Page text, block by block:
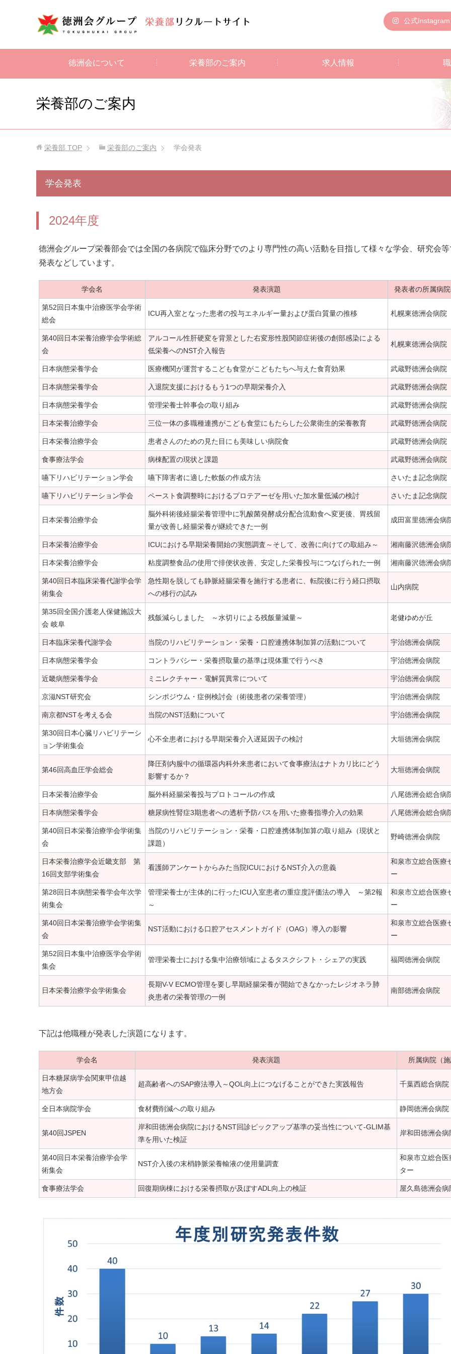
徳洲会について 栄養部のご案内 求人情報
公式Instagram
栄養部のご案内
栄養部 TOP 栄養部のご案内 学会発表
学会発表
2024年度
徳洲会グループ栄養部会では全国の各病院で臨床分野でのより専門性の高い活動を目指して様々な学会、研究会等
発表などしています。
学会名 発表演題 発表者の所属病
第52回日本集中治療医学会学術
総会
ICU再入室となった患者の投与エネルギー量および蛋白質量の推移 札幌東徳洲会病院
第40回日本栄養治療学会学術総
会
アルコール性肝硬変を背景とした右変形性股関節症術後の創部感染による
低栄養へのNST介入報告
札幌東徳洲会病院
日本病態栄養学会 医療機関が運営するこども食堂がこどもたちへ与えた食育効果 武蔵野徳洲会病院
日本病態栄養学会 入退院支援におけるもう1つの早期栄養介入 武蔵野徳洲会病院
日本病態栄養学会 管理栄養士幹事会の取り組み 武蔵野徳洲会病院
日本栄養治療学会 三位一体の多職種連携がこども食堂にもたらした公衆衛生的栄養教育 武蔵野徳洲会病院
日本栄養治療学会 患者さんのための見た目にも美味しい病院食 武蔵野徳洲会病院
食事療法学会 病棟配置の現状と課題 武蔵野徳洲会病院
嚥下リハビリテーション学会 嚥下障害者に適した軟飯の作成方法 さいたま記念病院
嚥下リハビリテーション学会 ペースト食調整時におけるプロテアーゼを用いた加水量低減の検討 さいたま記念病院
日本栄養治療学会
脳外科術後経腸栄養管理中に乳酸菌発酵成分配合流動食へ変更後、胃残留
量が改善し経腸栄養が継続できた一例
成田富里徳洲会病
日本栄養治療学会 ICUにおける早期栄養開始の実態調査～そして、改善に向けての取組み～ 湘南藤沢徳洲会病
日本栄養治療学会 粘度調整食品の使用で排便状改善、安定した栄養投与につなげられた一例 湘南藤沢徳洲会病
第40回日本臨床栄養代謝学会学
術集会
急性期を脱しても静脈経腸栄養を施行する患者に、転院後に行う経口摂取
への移行の試み
山内病院
第35回全国介護老人保健施設大
会 岐阜
残飯減らしました ～水切りによる残飯量減量～ 老健ゆめが丘
日本臨床栄養代謝学会 当院のリハビリテーション・栄養・口腔連携体制加算の活動について 宇治徳洲会病院
日本病態栄養学会 コントラバシー・栄養摂取量の基準は現体重で行うべき 宇治徳洲会病院
近畿病態栄養学会 ミニレクチャー・電解質異常について 宇治徳洲会病院
京滋NST研究会 シンポジウム・症例検討会（術後患者の栄養管理） 宇治徳洲会病院
南京都NSTを考える会 当院のNST活動について 宇治徳洲会病院
第30回日本心臓リハビリテーシ
ョン学術集会
心不全患者における早期栄養介入遅延因子の検討 大垣徳洲会病院
第46回高血圧学会総会
降圧剤内服中の循環器内科外来患者において食事療法はナトカリ比にどう
影響するか？
大垣徳洲会病院
日本栄養治療学会 脳外科経腸栄養投与プロトコールの作成 八尾徳洲会総合病
日本病態栄養学会 糖尿病性腎症3期患者への透析予防パスを用いた療養指導介入の効果 八尾徳洲会総合病
第40回日本栄養治療学会学術集
会
当院のリハビリテーション・栄養・口腔連携体制加算の取り組み（現状と
課題）
野崎徳洲会病院
日本栄養治療学会近畿支部 第
16回支部学術集会
看護師アンケートからみた当院ICUにおけるNST介入の意義
和泉市立総合医療
ー
第28回日本病態栄養学会年次学
術集会
管理栄養士が主体的に行ったICU入室患者の重症度評価法の導入 ～第2報
～
和泉市立総合医療
ー
第40回日本栄養治療学会学術集
会
NST活動における口腔アセスメントガイド（OAG）導入の影響
和泉市立総合医療
ー
第52回日本集中治療医学会学術
集会
管理栄養士における集中治療領域によるタスクシフト・シェアの実践 福岡徳洲会病院
日本栄養治療学会学術集会
長期V-V ECMO管理を要し早期経腸栄養が開始できなかったレジオネラ肺
炎患者の栄養管理の一例
南部徳洲会病院
下記は他職種が発表した演題になります。
学会名 発表演題 所属病院（施
日本糖尿病学会関東甲信越
地方会
超高齢者へのSAP療法導入～QOL向上につなげることができた実践報告 千葉西総合病院
全日本病院学会 食材費削減への取り組み 静岡徳洲会病院
第40回JSPEN
岸和田徳洲会病院におけるNST回診ピックアップ基準の妥当性について-GLIM基
準を用いた検証
岸和田徳洲会病
第40回日本栄養治療学会学
術集会
NST介入後の末梢静脈栄養輸液の使用量調査
和泉市立総合医
ター
食事療法学会 回復期病棟における栄養摂取が及ぼすADL向上の検証 屋久島徳洲会病